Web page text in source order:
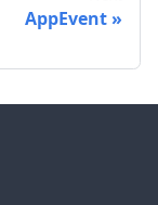
AppEvent